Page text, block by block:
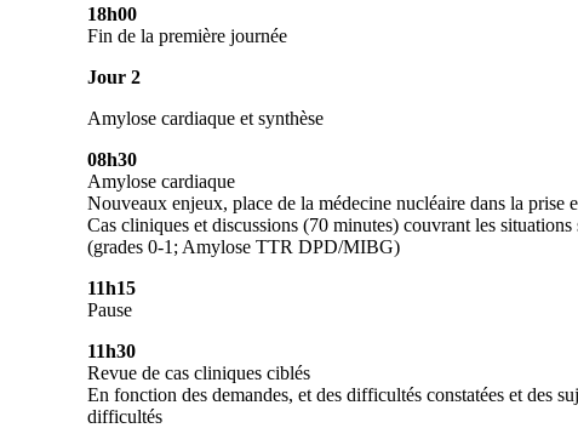
18h00
Fin de la première journée
Jour 2
Amylose cardiaque et synthèse
08h30
Amylose cardiaque
Nouveaux enjeux, place de la médecine nucléaire dans la
Cas cliniques et discussions (70 minutes) couvrant les
(grades 0-1; Amylose TTR DPD/MIBG)
11h15
Pause
11h30
Revue de cas cliniques ciblés
En fonction des demandes, et des difficultés constatées et des
difficultés